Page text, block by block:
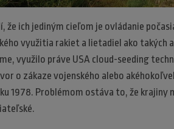
ich jediným cieľom je ovládanie
využitia rakiet a lietadiel ako takých
využilo práve USA cloud-seeding
o zákaze vojenského alebo
1978. Problémom ostáva to, že krajiny